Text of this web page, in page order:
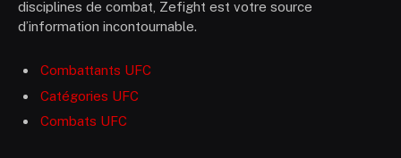
disciplines de combat, Zefight est votre source
d’information incontournable.
Combattants UFC
Catégories UFC
Combats UFC